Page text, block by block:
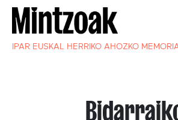
IPAR EUSKAL HERRIKO AHOZKO